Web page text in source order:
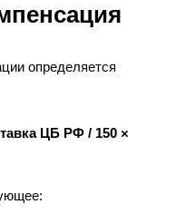
определяется
ЦБ РФ / 150 ×